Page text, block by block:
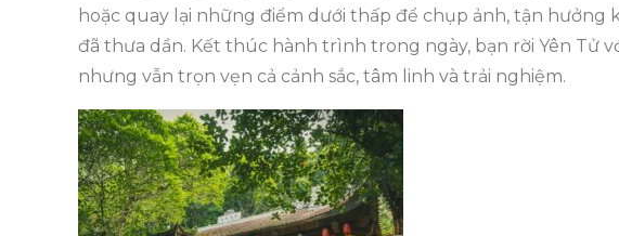
hoặc quay lại những điểm dưới thấp để chụp ảnh, tận
đã thưa dần. Kết thúc hành trình trong ngày, bạn rời Yên Tử
nhưng vẫn trọn vẹn cả cảnh sắc, tâm linh và trải nghiệm.